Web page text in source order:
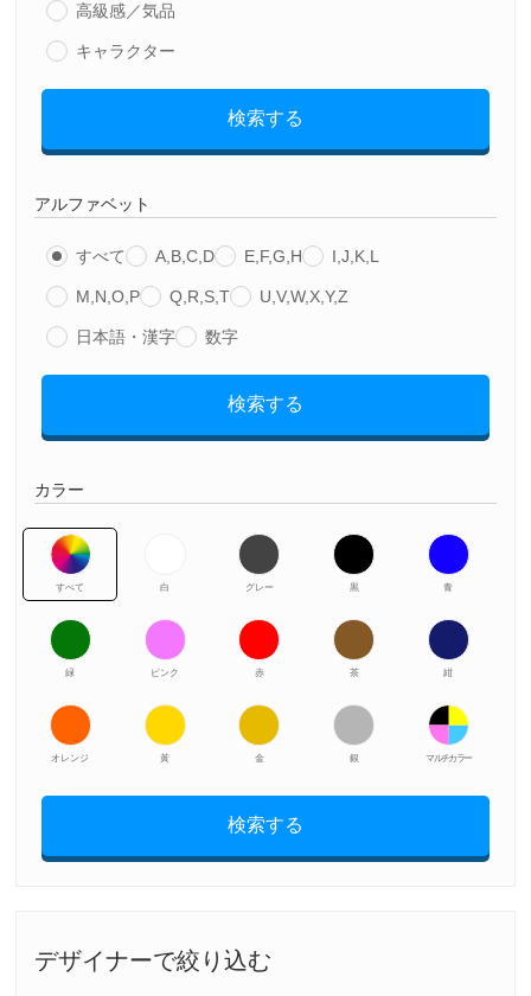
高級感／気品
キャラクター
検索する
アルファベット
すべて A,B,C,D E,F,G,H I,J,K,L
M,N,O,P Q,R,S,T U,V,W,X,Y,Z
日本語・漢字 数字
検索する
カラー
すべて 白 グレー 黒 青
緑 ピンク 赤 茶 紺
オレンジ 黃 金 銀 マルチカラー
検索する
デザイナーで絞り込む